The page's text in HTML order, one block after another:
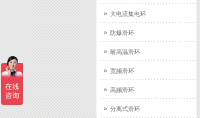
大电流集电环
防爆滑环
耐高温滑环
宽频滑环
高频滑环
分离式滑环